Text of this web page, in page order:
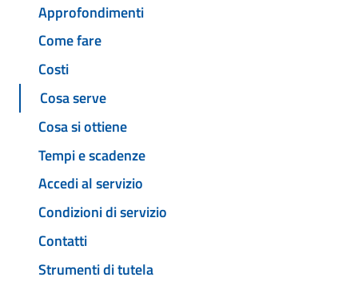
Approfondimenti
Come fare
Costi
Cosa serve
Cosa si ottiene
Tempi e scadenze
Accedi al servizio
Condizioni di servizio
Contatti
Strumenti di tutela